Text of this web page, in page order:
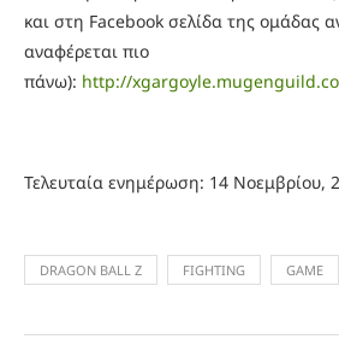
και στη Facebook σελίδα της ομάδας
αναφέρεται πιο
πάνω): http://
Τελευταία ενημέρωση: 14 Νοεμβρίου,
DRAGON BALL Z FIGHTING GAME